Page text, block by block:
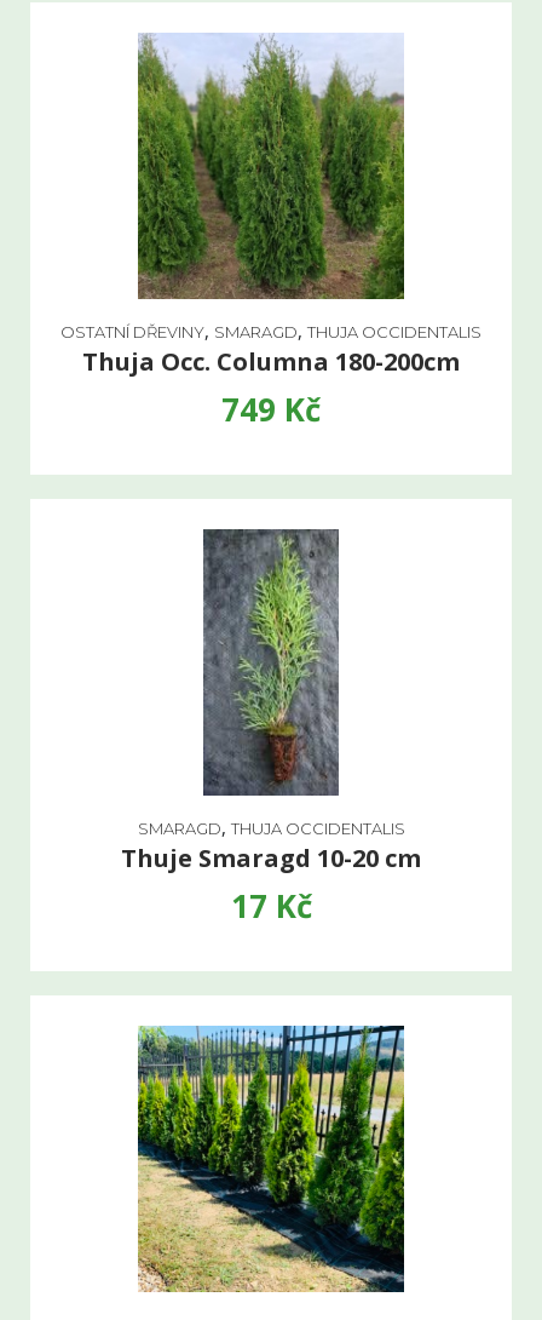
OSTATNÍ DŘEVINY, SMARAGD, THUJA OCCIDENTALIS
Thuja Occ. Columna 180-200cm
749 Kč
SMARAGD, THUJA OCCIDENTALIS
Thuje Smaragd 10-20 cm
17 Kč